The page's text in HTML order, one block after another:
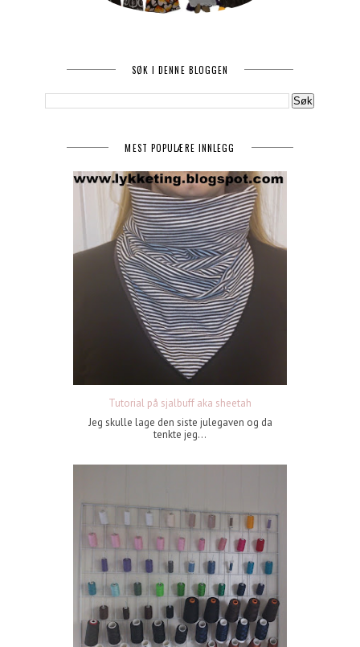
SØK I DENNE BLOGGEN
MEST POPULÆRE INNLEGG
Tutorial på sjalbuff aka sheetah
Jeg skulle lage den siste julegaven og da
tenkte jeg...